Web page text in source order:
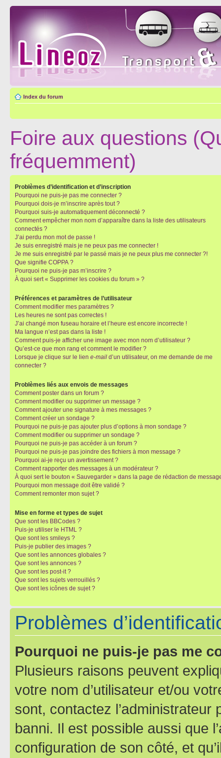
Index du forum
Foire aux questions
fréquemment)
Problèmes d’identification et d’inscription
Pourquoi ne puis-je pas me connecter ?
Pourquoi dois-je m’inscrire après tout ?
Pourquoi suis-je automatiquement déconnecté ?
Comment empêcher mon nom d’apparaître dans la liste des utilisateurs
connectés ?
J’ai perdu mon mot de passe !
Je suis enregistré mais je ne peux pas me connecter !
Je me suis enregistré par le passé mais je ne peux plus me connecter ?!
Que signifie COPPA ?
Pourquoi ne puis-je pas m’inscrire ?
À quoi sert « Supprimer les cookies du forum » ?
Préférences et paramètres de l’utilisateur
Comment modifier mes paramètres ?
Les heures ne sont pas correctes !
J’ai changé mon fuseau horaire et l’heure est encore incorrecte !
Ma langue n’est pas dans la liste !
Comment puis-je afficher une image avec mon nom d’utilisateur ?
Qu’est-ce que mon rang et comment le modifier ?
Lorsque je clique sur le lien e-mail d’un utilisateur, on me demande de me
connecter ?
Problèmes liés aux envois de messages
Comment poster dans un forum ?
Comment modifier ou supprimer un message ?
Comment ajouter une signature à mes messages ?
Comment créer un sondage ?
Pourquoi ne puis-je pas ajouter plus d’options à mon sondage ?
Comment modifier ou supprimer un sondage ?
Pourquoi ne puis-je pas accéder à un forum ?
Pourquoi ne puis-je pas joindre des fichiers à mon message ?
Pourquoi ai-je reçu un avertissement ?
Comment rapporter des messages à un modérateur ?
À quoi sert le bouton « Sauvegarder » dans la page de rédaction de
Pourquoi mon message doit être validé ?
Comment remonter mon sujet ?
Mise en forme et types de sujet
Que sont les BBCodes ?
Puis-je utiliser le HTML ?
Que sont les smileys ?
Puis-je publier des images ?
Que sont les annonces globales ?
Que sont les annonces ?
Que sont les post-it ?
Que sont les sujets verrouillés ?
Que sont les icônes de sujet ?
Problèmes
Pourquoi ne puis-je pas me
Plusieurs raisons peuvent
votre nom d’utilisateur et/ou
sont, contactez l’administrateur
banni. Il est possible aussi que
configuration de son côté, et